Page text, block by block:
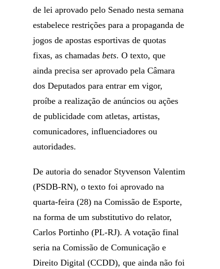
de lei aprovado pelo Senado nesta semana
estabelece restrições para a propaganda de
jogos de apostas esportivas de quotas
fixas, as chamadasbets. O texto, que
ainda precisa ser aprovado pela Câmara
dos Deputados para entrar em vigor,
proíbe a realização de anúncios ou ações
de publicidade com atletas, artistas,
comunicadores, influenciadores ou
autoridades.
De autoria do senador Styvenson Valentim
(PSDB-RN), o texto foi aprovado na
quarta-feira (28) na Comissão de Esporte,
na forma de um substitutivo do relator,
Carlos Portinho (PL-RJ). A votação final
seria na Comissão de Comunicação e
Direito Digital (CCDD), que ainda não foi